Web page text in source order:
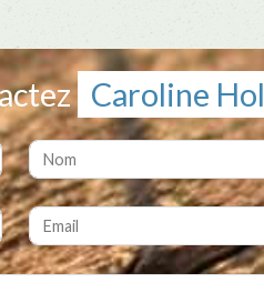
Caroline